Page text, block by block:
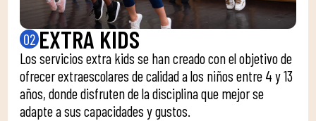
02 EXTRA KIDS
Los servicios extra kids se han creado con el objetivo de
ofrecer extraescolares de calidad a los niños entre 4 y 13
años, donde disfruten de la disciplina que mejor se
adapte a sus capacidades y gustos.